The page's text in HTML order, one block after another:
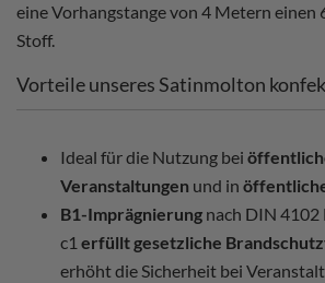
eine Vorhangstange von 4 Metern einen
Stoff.
Vorteile unseres Satinmolton
Ideal für die Nutzung bei
Veranstaltungen und in
B1-Imprägnierung nach DIN 4102
c1 erfüllt gesetzliche
erhöht die Sicherheit bei